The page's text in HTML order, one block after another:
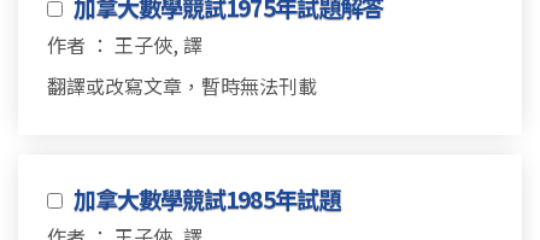
加拿大數學競試1975年試題解答
作者 ： 王子俠, 譯
翻譯或改寫文章，暫時無法刊載
加拿大數學競試1985年試題